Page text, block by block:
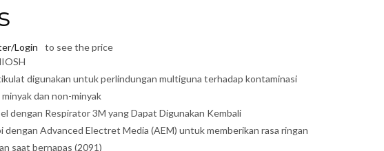
Login
to see the price
digunakan untuk perlindungan multiguna terhadap kontaminasi
dan non-minyak
dengan Respirator 3M yang Dapat Digunakan Kembali
dengan Advanced Electret Media (AEM) untuk memberikan rasa ringan
saat bernapas (2091)